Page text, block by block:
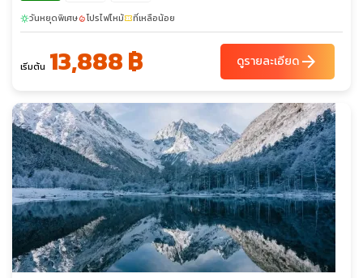
sunnyวันหยุดพิเศษlocal_fire_departmentโปรไฟไหม้confirmation_numberที่เหลือน้อย
เริ่มต้น 13,888 ฿ ดูรายละเอียดarrow_forward